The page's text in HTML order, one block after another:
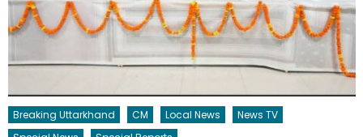
Breaking Uttarkhand CM Local News
News TV